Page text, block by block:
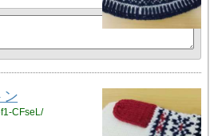
ン
CFseL/